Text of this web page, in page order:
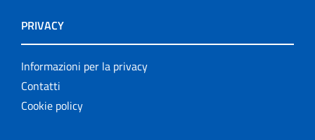
PRIVACY
Informazioni per la privacy
Contatti
Cookie policy